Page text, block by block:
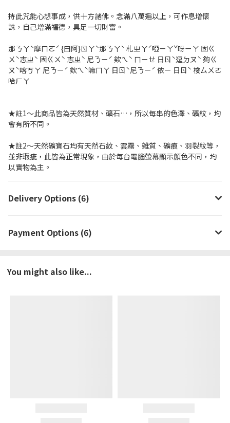
持此咒能心想事成，供十方諸佛。念滿八萬遍以上，可作息增懷
誅，自己增滿福德，具足一切財富。
那ㄋㄚˋ摩ㄇㄛˊ {曰阿}ㄖㄚˋ那ㄋㄚˋ 札ㄓㄚˊ啞ㄧㄚˇ呀ㄧㄚ 固ㄍ
ㄨˋ志ㄓˋ 固ㄍㄨˋ 志ㄓˋ 尼ㄋㄧˊ 欸ㄟˋ ㄇㄧㄝ 日ㄖˋ逗ㄉㄡˋ 夠ㄍ
ㄡˋ喀ㄎㄚ 尼ㄋㄧˊ 欸ㄟˋ嘛ㄇㄚ 日ㄖˋ尼ㄋㄧˊ 依ㄧ 日ㄖˋ 梭ㄙㄨㄛ
哈ㄏㄚ
★註1～此商品皆為天然質材、礦石…，所以每串的色澤、礦紋，均
會有所不同。
★註2～天然礦寶石均有天然石紋、雲霧、雜質、礦痕、羽裂紋等，
並非瑕疵，此皆為正常現象，由於每台電腦螢幕顯示顏色不同，均
以實物為主。
Delivery Options (6)
Payment Options (6)
You might also like...